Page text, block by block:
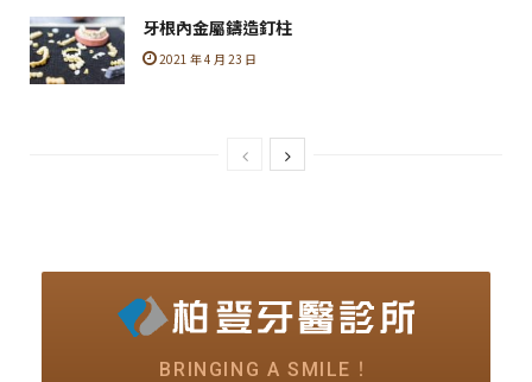
牙根內金屬鑄造釘柱
2021 年 4 月 23 日
BRINGING A SMILE！